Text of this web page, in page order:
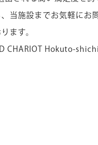
当施設までお気軽にお
ます。
CHARIOT Hokuto-